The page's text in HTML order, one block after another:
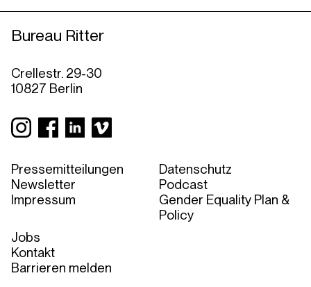
Bureau Ritter
Crellestr. 29-30
10827 Berlin
Pressemitteilungen
Newsletter
Impressum
Datenschutz
Podcast
Gender Equality Plan &
Policy
Jobs
Kontakt
Barrieren melden